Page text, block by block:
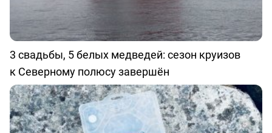
3 свадьбы, 5 белых медведей: сезон круизов
к Северному полюсу завершён